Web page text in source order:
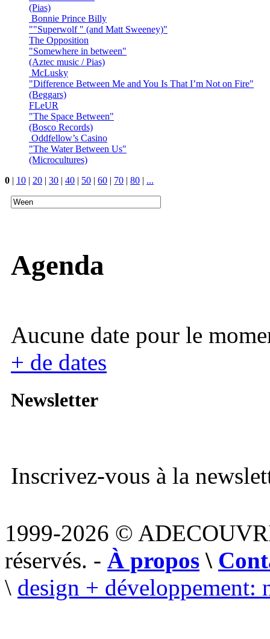
(Pias)
Bonnie Prince Billy
""Superwolf " (and Matt Sweeney)"
The Opposition
"Somewhere in between"
(Aztec music / Pias)
McLusky
"Difference Between Me and You Is That I’m Not on Fire"
(Beggars)
FLeUR
"The Space Between"
(Bosco Records)
Oddfellow’s Casino
"The Water Between Us"
(Microcultures)
0 | 10 | 20 | 30 | 40 | 50 | 60 | 70 | 80 | ...
Agenda
Aucune date pour le
+ de dates
Newsletter
Inscrivez-vous à la
1999-2026 ©
réservés. - À propos \
\ design + développement: